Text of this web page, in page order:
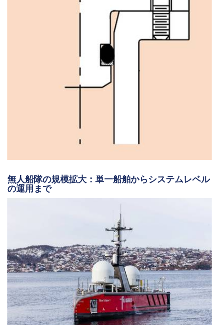
無人船隊の規模拡大：単一船舶からシステムレベル
の運用まで